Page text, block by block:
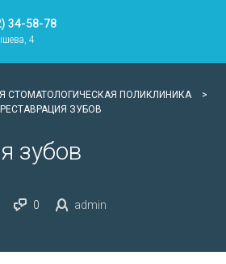
34-58-78
4
СТОМАТОЛОГИЧЕСКАЯ ПОЛИКЛИНИКА
>
РЕСТАВРАЦИЯ ЗУБОВ
зубов
0 admin